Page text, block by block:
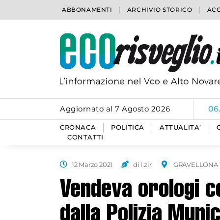
ABBONAMENTI ARCHIVIO STORICO
Aggiornato al 7 Agosto 2026
CRONACA POLITICA ATTUALITA’
CONTATTI
12 Marzo 2021 di l.zir. GRAVELLONA
Vendeva orologi